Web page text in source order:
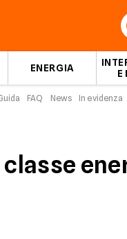
ENERGIA
E
FAQ News In evidenza